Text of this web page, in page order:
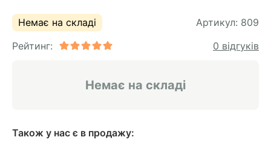
Немає на складі Артикул: 809
Рейтинг:
0 відгуків
Немає на складі
Також у нас є в продажу: